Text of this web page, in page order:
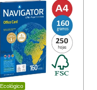
Ecológico